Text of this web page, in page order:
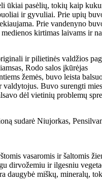
ūkiai pasėlių, tokių kaip
ir gyvuliai. Prie upių
Prie vandenyno
kirtimas laivams ir
ir pilietinės valdžios
Rodo salos įkūrėjas
žemės, buvo leista
valdytojus. Buvo surengti
dėl vietinių problemų
sudarė Niujorkas,
vasaromis ir šaltomis
dirvožemiu ir ilgesniu
daugybė miškų, mineralų,